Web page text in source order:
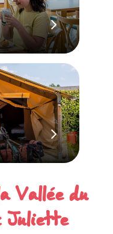
Vallée du
Juliette